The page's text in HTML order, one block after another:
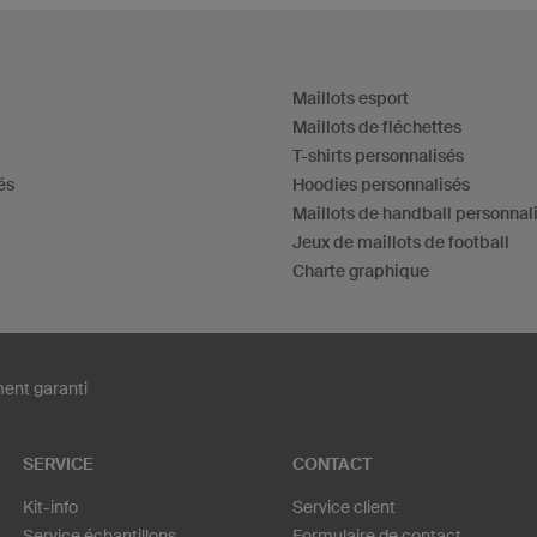
Maillots esport
Maillots de fléchettes
T-shirts personnalisés
Hoodies personnalisés
Maillots de handball
Jeux de maillots de football
Charte graphique
garanti
SERVICE
Kit-info
CONTACT
Service client